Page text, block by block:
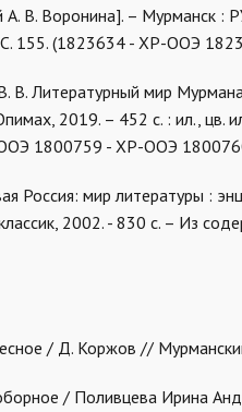
В. Воронина]. – Мурманск :
С. 155. (1823634 - ХР-ООЭ
В. Литературный мир
2019. – 452 с. : ил., цв.
ООЭ 1800759 - ХР-ООЭ
Россия: мир литературы :
2002. - 830 с. – Из
/ Д. Коржов //
/ Поливцева Ирина